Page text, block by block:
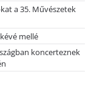
a 35. Művészetek
mellé
koncerteznek